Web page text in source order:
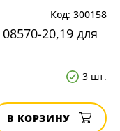
300158
20,19 для
3 шт.
В КОРЗИНУ